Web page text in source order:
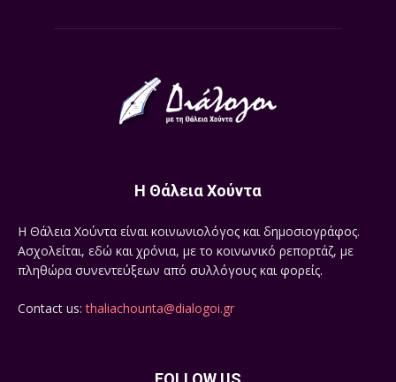
Η Θάλεια Χούντα
Η Θάλεια Χούντα είναι κοινωνιολόγος και δημοσιογράφος.
Ασχολείται, εδώ και χρόνια, με το κοινωνικό ρεπορτάζ, με
πληθώρα συνεντεύξεων από συλλόγους και φορείς.
Contact us:thaliachounta@dialogoi.gr